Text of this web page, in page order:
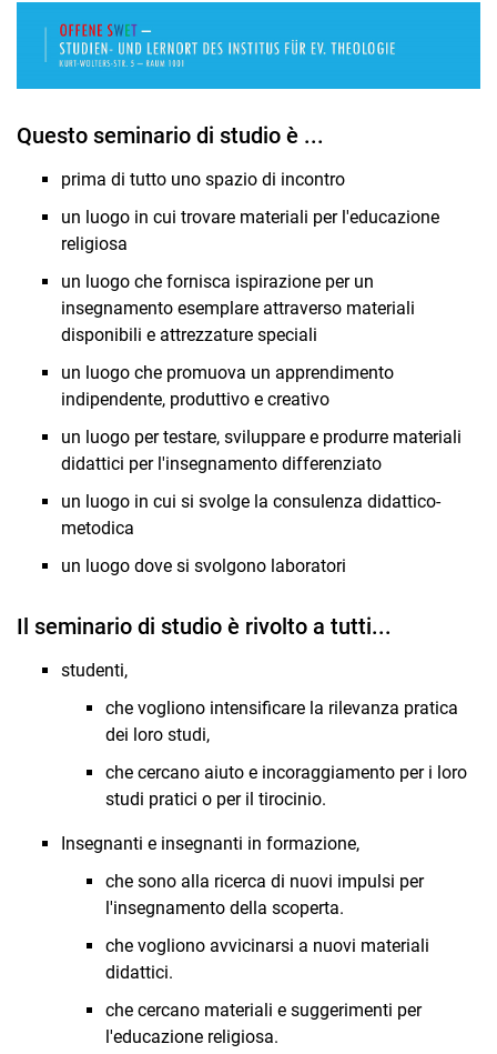
Questo seminario di studio è ...
prima di tutto uno spazio di incontro
un luogo in cui trovare materiali per l'educazione
religiosa
un luogo che fornisca ispirazione per un
insegnamento esemplare attraverso materiali
disponibili e attrezzature speciali
un luogo che promuova un apprendimento
indipendente, produttivo e creativo
un luogo per testare, sviluppare e produrre materiali
didattici per l'insegnamento differenziato
un luogo in cui si svolge la consulenza didattico-
metodica
un luogo dove si svolgono laboratori
Il seminario di studio è rivolto a tutti...
studenti,
che vogliono intensificare la rilevanza pratica
dei loro studi,
che cercano aiuto e incoraggiamento per i loro
studi pratici o per il tirocinio.
Insegnanti e insegnanti in formazione,
che sono alla ricerca di nuovi impulsi per
l'insegnamento della scoperta.
che vogliono avvicinarsi a nuovi materiali
didattici.
che cercano materiali e suggerimenti per
l'educazione religiosa.